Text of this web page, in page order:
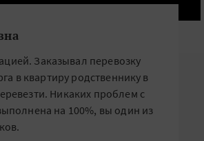
Заказывал перевозку
в квартиру родственнику в
Никаких проблем с
на 100%, вы один из